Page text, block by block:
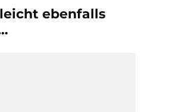
ebenfalls